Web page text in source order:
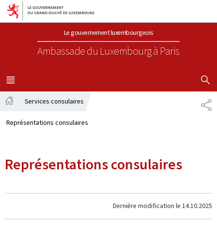
Aller au menu principal
Aller au contenu
Le gouvernement luxembourgeois
Ambassade du Luxembourgà Paris
MENU
PRINCIPAL
Services consulaires
Représentations consulaires
Représentations consulaires
Dernière modification le 14.10.2025